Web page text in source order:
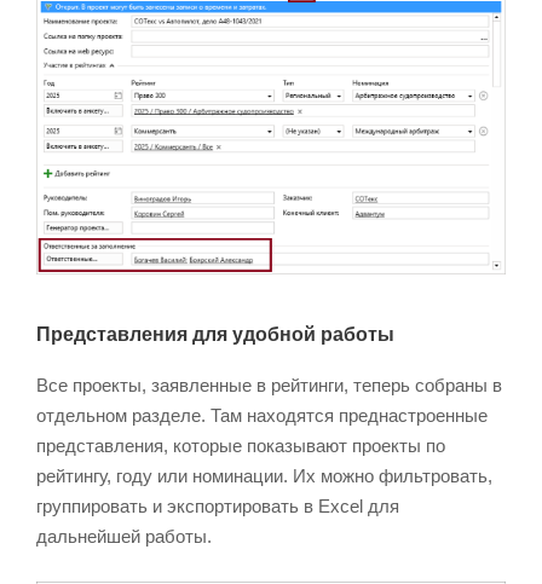
Представления для удобной работы
Все проекты, заявленные в рейтинги, теперь собраны в
отдельном разделе. Там находятся преднастроенные
представления, которые показывают проекты по
рейтингу, году или номинации. Их можно фильтровать,
группировать и экспортировать в Excel для
дальнейшей работы.